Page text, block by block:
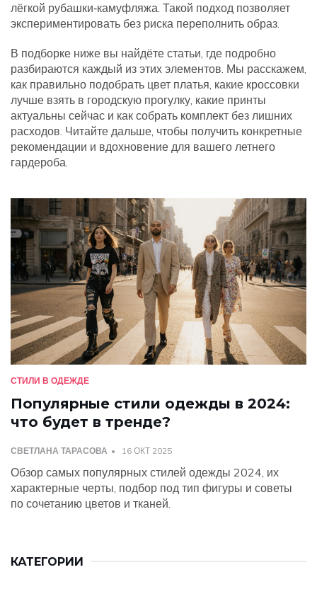
лёгкой рубашки‑камуфляжа. Такой подход позволяет
экспериментировать без риска переполнить образ.
В подборке ниже вы найдёте статьи, где подробно
разбираются каждый из этих элементов. Мы расскажем,
как правильно подобрать цвет платья, какие кроссовки
лучше взять в городскую прогулку, какие принты
актуальны сейчас и как собрать комплект без лишних
расходов. Читайте дальше, чтобы получить конкретные
рекомендации и вдохновение для вашего летнего
гардероба.
СТИЛИ В ОДЕЖДЕ
Популярные стили одежды в 2024:
что будет в тренде?
СВЕТЛАНА ТАРАСОВА 16 ОКТ 2025
Обзор самых популярных стилей одежды 2024, их
характерные черты, подбор под тип фигуры и советы
по сочетанию цветов и тканей.
КАТЕГОРИИ